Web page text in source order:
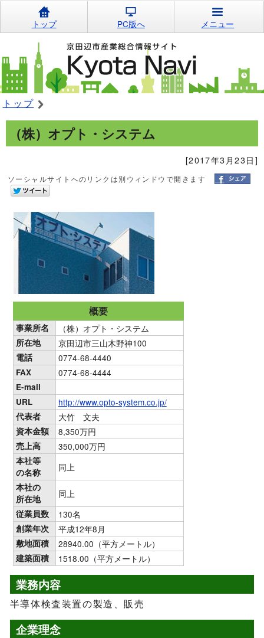
トップ PC版へ メニュー
トップ
（株）オプト・システム
[2017年3月23日]
ソーシャルサイトへのリンクは別ウィンドウで開きます
概要
事業所名 （株）オプト・システム
所在地 京田辺市三山木野神100
電話 0774-68-4440
FAX 0774-68-4444
E-mail
URL
http://www.opto-system.co.jp/
代表者 大竹 文夫
資本金額 8,350万円
売上高 350,000万円
本社等
の名称
同上
本社の
所在地
同上
従業員数 130名
創業年次 平成12年8月
敷地面積 28940.00（平方メートル）
建築面積 1518.00（平方メートル）
業務内容
半導体検査装置の製造、販売
企業理念